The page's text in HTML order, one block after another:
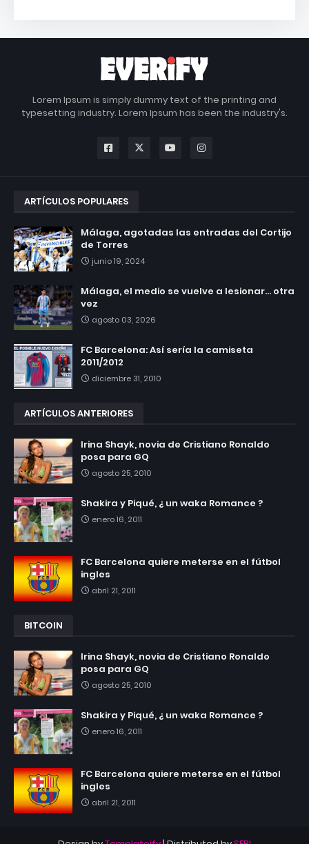
Lorem Ipsum is simply dummy text of the printing and
typesetting industry. Lorem Ipsum has been the industry's.
ARTÍCULOS POPULARES
Málaga, agotadas las entradas del Cortijo
de Torres
junio 19, 2024
Málaga, el medio se vuelve a lesionar... otra
vez
agosto 03, 2026
FC Barcelona: Así sería la camiseta
2011/2012
diciembre 31, 2010
ARTÍCULOS ANTERIORES
Irina Shayk, novia de Cristiano Ronaldo
posa para GQ
agosto 25, 2010
Shakira y Piqué, ¿ un waka Romance ?
enero 16, 2011
FC Barcelona quiere meterse en el fútbol
ingles
abril 21, 2011
BITCOIN
Irina Shayk, novia de Cristiano Ronaldo
posa para GQ
agosto 25, 2010
Shakira y Piqué, ¿ un waka Romance ?
enero 16, 2011
FC Barcelona quiere meterse en el fútbol
ingles
abril 21, 2011